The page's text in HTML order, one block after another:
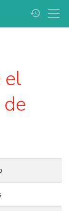
history
el